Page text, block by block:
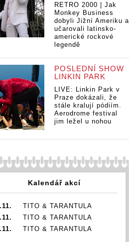
RETRO 2000 | Jak
Monkey Business
dobyli Jižní Ameriku a
učarovali latinsko-
americké rockové
legendě
POSLEDNÍ SHOW
LINKIN PARK
LIVE: Linkin Park v
Praze dokázali, že
stále kralují pódiím.
Aerodrome festival
jim ležel u nohou
Kalendář akcí
TITO & TARANTULA
TITO & TARANTULA
TITO & TARANTULA